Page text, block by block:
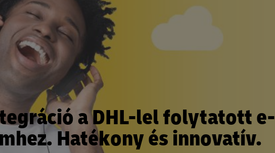
a DHL-lel folytatott e-
Hatékony és innovatív.